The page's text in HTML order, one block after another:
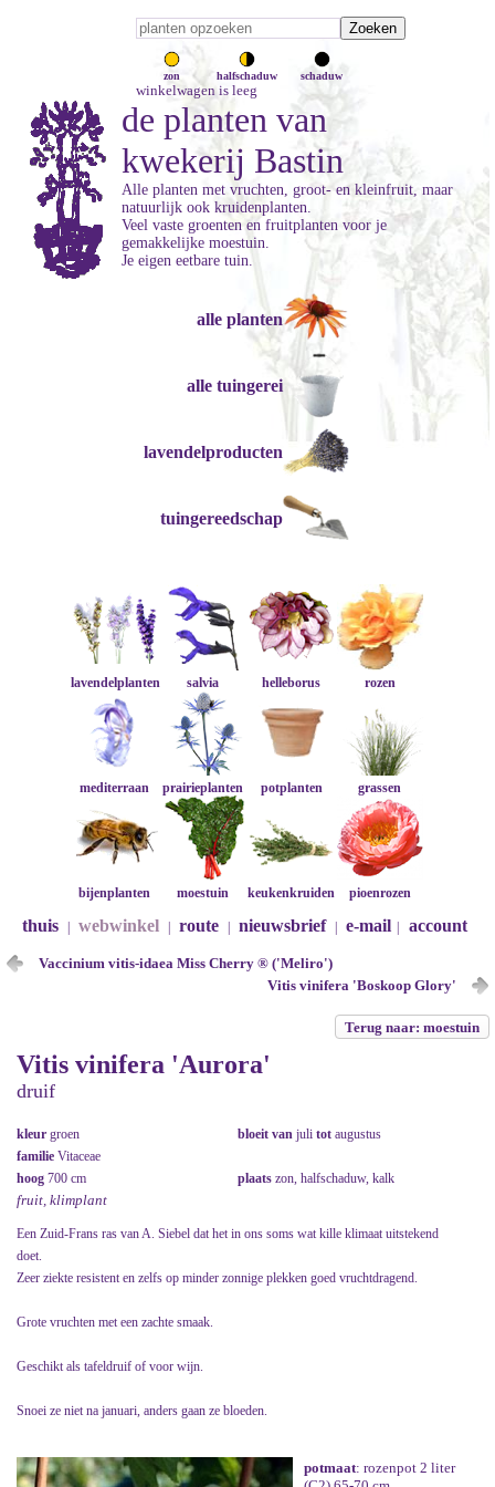
zon halfschaduw schaduw
winkelwagen is leeg
de planten van
kwekerij Bastin
Alle planten met vruchten, groot- en kleinfruit, maar
natuurlijk ook kruidenplanten.
Veel vaste groenten en fruitplanten voor je
gemakkelijke moestuin.
Je eigen eetbare tuin.
alle planten
alle tuingerei
lavendelproducten
tuingereedschap
lavendelplanten salvia helleborus rozen
mediterraan prairieplanten potplanten grassen
bijenplanten moestuin keukenkruiden pioenrozen
thuis webwinkel route nieuwsbrief e-mail account
Vaccinium vitis-idaea Miss Cherry ® ('Meliro')
Vitis vinifera 'Boskoop Glory'
Terug naar: moestuin
Vitis vinifera 'Aurora'
druif
kleur groen bloeit van juli tot augustus
familie Vitaceae
hoog 700 cm plaats zon, halfschaduw, kalk
fruit, klimplant
Een Zuid-Frans ras van A. Siebel dat het in ons soms wat kille klimaat uitstekend
doet.
Zeer ziekte resistent en zelfs op minder zonnige plekken goed vruchtdragend.
Grote vruchten met een zachte smaak.
Geschikt als tafeldruif of voor wijn.
Snoei ze niet na januari, anders gaan ze bloeden.
potmaat: rozenpot 2 liter